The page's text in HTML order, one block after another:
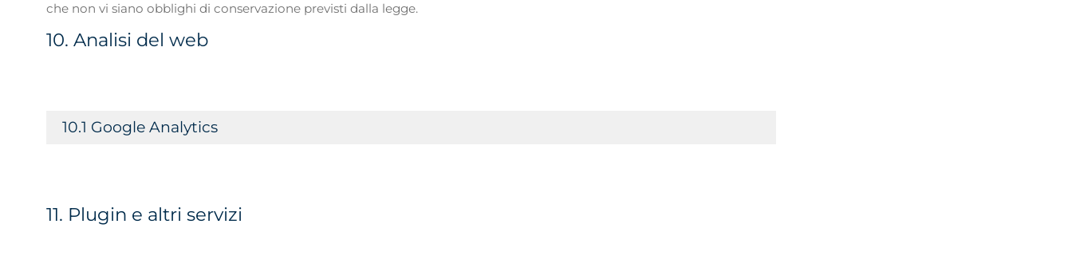
che non vi siano obblighi di conservazione previsti dalla legge.
10. Analisi del web
10.1 Google Analytics
11. Plugin e altri servizi